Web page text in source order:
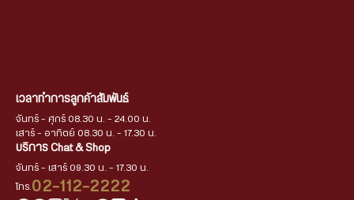
เวลาทำการลูกค้าสัมพันธ์
จันทร์ - ศุกร์ 08.30 น. - 24.00 น.
เสาร์ - อาทิตย์ 08.30 น. - 17.30 น.
บริการ Chat & Shop
จันทร์ - เสาร์ 09.30 น. - 17.30 น.
โทร. 02-112-2222